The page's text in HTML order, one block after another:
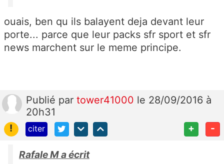
ouais, ben qu ils balayent deja devant leur
porte... parce que leur packs sfr sport et sfr
news marchent sur le meme principe.
Publié par tower41000 le 28/09/2016 à
20h31
!
citer + -
Rafale M a écrit